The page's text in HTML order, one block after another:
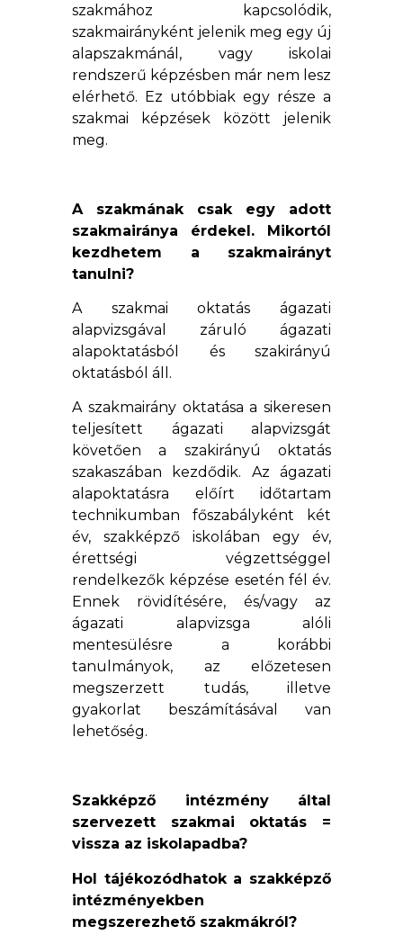
szakmához kapcsolódik,
szakmairányként jelenik meg egy új
alapszakmánál, vagy iskolai
rendszerű képzésben már nem lesz
elérhető. Ez utóbbiak egy része a
szakmai képzések között jelenik
meg.
A szakmának csak egy adott
szakmairánya érdekel. Mikortól
kezdhetem a szakmairányt
tanulni?
A szakmai oktatás ágazati
alapvizsgával záruló ágazati
alapoktatásból és szakirányú
oktatásból áll.
A szakmairány oktatása a sikeresen
teljesített ágazati alapvizsgát
követően a szakirányú oktatás
szakaszában kezdődik. Az ágazati
alapoktatásra előírt időtartam
technikumban főszabályként két
év, szakképző iskolában egy év,
érettségi végzettséggel
rendelkezők képzése esetén fél év.
Ennek rövidítésére, és/vagy az
ágazati alapvizsga alóli
mentesülésre a korábbi
tanulmányok, az előzetesen
megszerzett tudás, illetve
gyakorlat beszámításával van
lehetőség.
Szakképző intézmény által
szervezett szakmai oktatás =
vissza az iskolapadba?
Hol tájékozódhatok a szakképző
intézményekben
megszerezhető szakmákról?